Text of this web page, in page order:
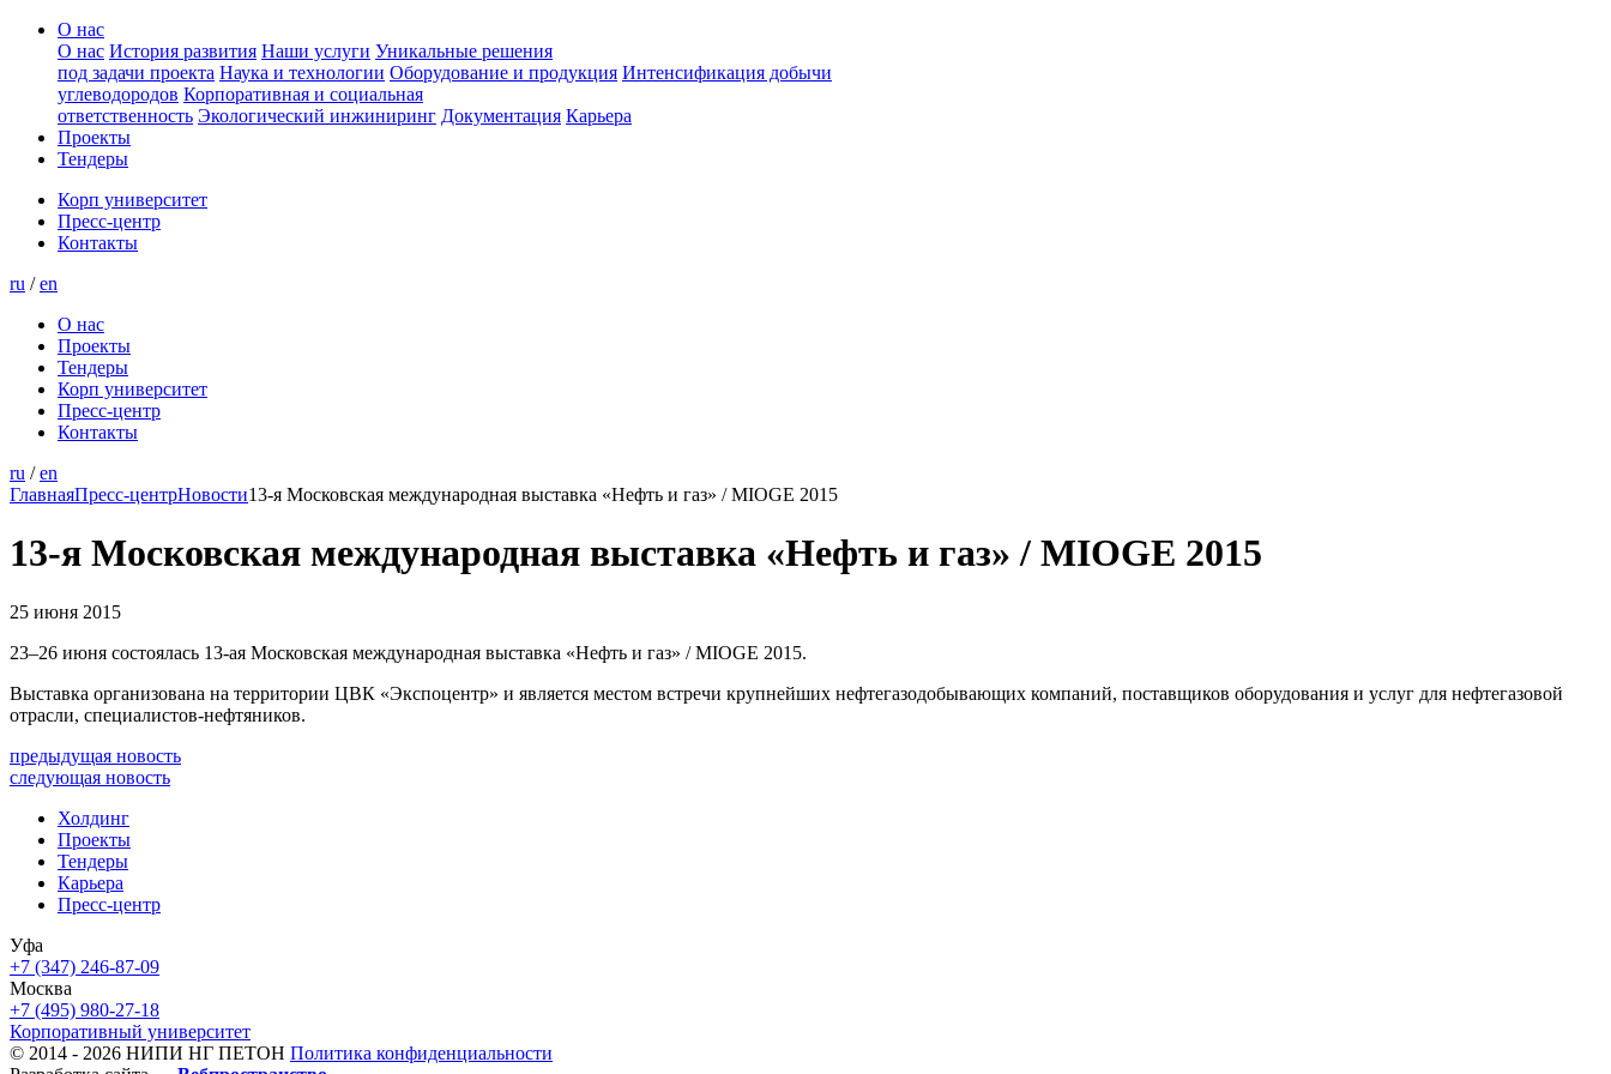
О нас
О нас История развития Наши услуги Уникальные решения
под задачи проекта Наука и технологии Оборудование и продукция Интенсификация добычи
углеводородов Корпоративная и социальная
ответственность Экологический инжиниринг Документация Карьера
Проекты
Тендеры
Корп университет
Пресс-центр
Контакты
ru / en
О нас
Проекты
Тендеры
Корп университет
Пресс-центр
Контакты
ru / en
ГлавнаяПресс-центрНовости13-я Московская международная выставка «Нефть и газ» / MIOGE 2015
13-я Московская международная выставка «Нефть и газ» / MIOGE 2015
25 июня 2015
23–26 июня состоялась 13-ая Московская международная выставка «Нефть и газ» / MIOGE 2015.
Выставка организована на территории ЦВК «Экспоцентр» и является местом встречи крупнейших нефтегазодобывающих компаний, поставщиков оборудования и услуг для нефтегазовой
отрасли, специалистов-нефтяников.
предыдущая новость
следующая новость
Холдинг
Проекты
Тендеры
Карьера
Пресс-центр
Уфа
+7 (347) 246-87-09
Москва
+7 (495) 980-27-18
Корпоративный университет
© 2014 - 2026 НИПИ НГ ПЕТОН Политика конфиденциальности